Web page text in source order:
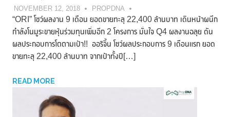
NOVEMBER 12, 2018 PROPDNA
“ORI” โชว์ผลงาน 9 เดือน ยอดขายทะลุ 22,400 ล้านบาท เดินหน้าผนึก
กำลังโนมูระขายหุ้นร่วมทุนเพิ่มอีก 2 โครงการ มั่นใจ Q4 ผลงานฉลุย ดัน
ผลประกอบการโตตามเป้า!! ออริจิ้น โชว์ผลประกอบการ 9 เดือนแรก ยอด
ขายทะลุ 22,400 ล้านบาท จากเป้าทั้งปี[…]
READ MORE